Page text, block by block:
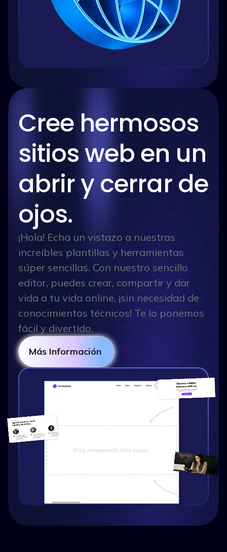
Cree hermosos
sitios web en un
abrir y cerrar de
ojos.
¡Hola! Echa un vistazo a nuestras
increíbles plantillas y herramientas
súper sencillas. Con nuestro sencillo
editor, puedes crear, compartir y dar
vida a tu vida online, ¡sin necesidad de
conocimientos técnicos! Te lo ponemos
fácil y divertido.
Más Información